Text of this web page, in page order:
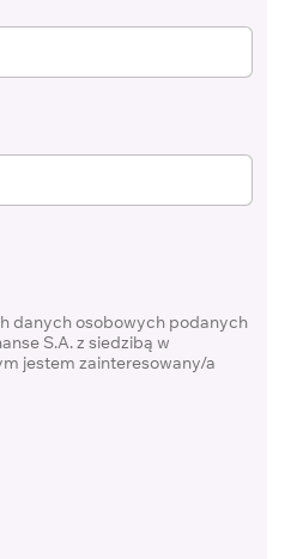
danych osobowych podanych
S.A. z siedzibą w
jestem zainteresowany/a